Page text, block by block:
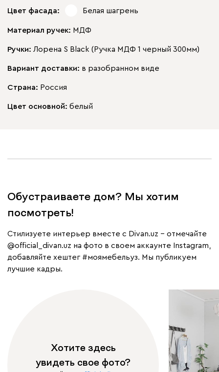
Цвет фасада: Белая шагрень
Материал ручек: МДФ
Ручки: Лорена S Black (Ручка МДФ 1 черный 300мм)
Вариант доставки: в разобранном виде
Страна: Россия
Цвет основной: белый
Обустраиваете дом? Мы хотим
посмотреть!
Cтилизуете интерьер вместе с Divan.uz – отмечайте
@official_divan.uz на фото в своем аккаунте Instagram,
добавляйте хештег #моямебельуз. Мы публикуем
лучшие кадры.
Хотите здесь
увидеть свое фото?